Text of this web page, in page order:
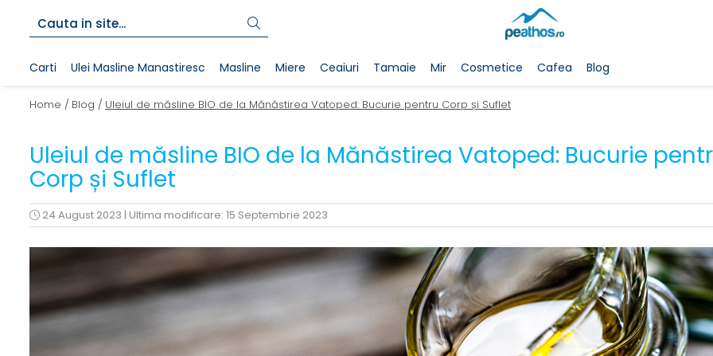
Carti Ulei Masline Manastiresc Masline Miere Ceaiuri Tamaie Mir Cosmetice Cafea Blog
Home / Blog / Uleiul de măsline BIO de la Mănăstirea Vatoped: Bucurie pentru Corp și Suflet
Uleiul de măsline BIO de la Mănăstirea Vatoped: Bucurie
Corp și Suflet
24 August 2023 | Ultima modificare: 15 Septembrie 2023